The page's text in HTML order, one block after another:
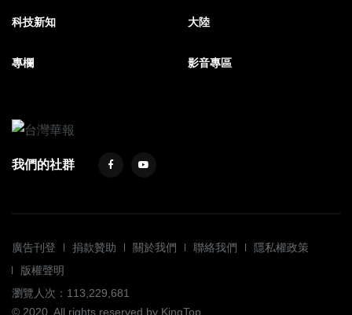
科技新知 大陸
專欄 影音專區
我們的社群
廣告刊登 捐款贊助 關於我們 聯絡我們
隱私權政策
版權聲明
瀏覽人次：113,229,681
© 2020. All rights reserved by KingTop.